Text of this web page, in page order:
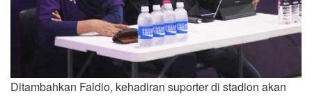
Ditambahkan Faldio, kehadiran suporter di stadion akan